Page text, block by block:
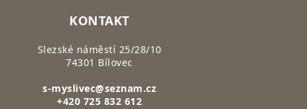
KONTAKT
Slezské náměstí 25/28/10
74301 Bílovec
s-myslivec@seznam.cz
+420 725 832 612